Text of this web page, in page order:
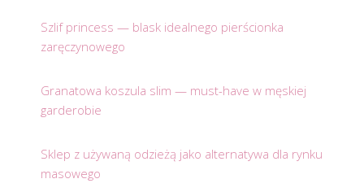
Szlif princess — blask idealnego pierścionka
zaręczynowego
Granatowa koszula slim — must-have w męskiej
garderobie
Sklep z używaną odzieżą jako alternatywa dla rynku
masowego